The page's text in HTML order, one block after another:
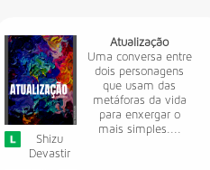
Shizu
Devastir
Atualização
Uma conversa entre
dois personagens
que usam das
metáforas da vida
para enxergar o
mais simples....